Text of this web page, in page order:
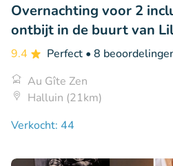
Overnachting voor 2
ontbijt in de buurt van
9.4 Perfect • 8
Au Gîte Zen
Halluin (21km)
Verkocht: 44